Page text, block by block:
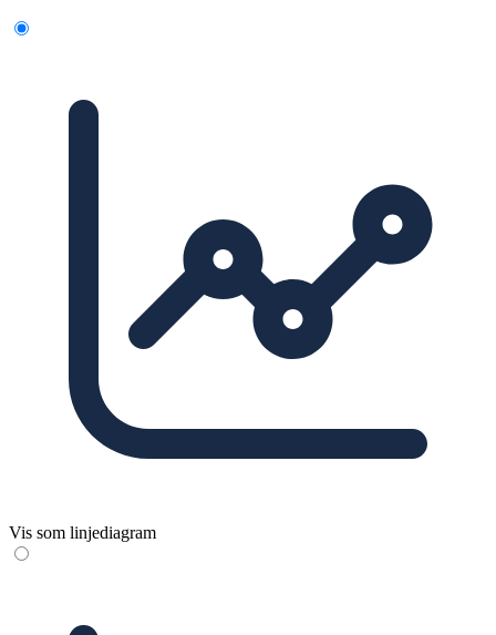
Vis som linjediagram